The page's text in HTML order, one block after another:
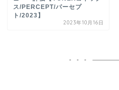
ス/PERCEPT/パーセプ
ト/2023】
2023年10月16日